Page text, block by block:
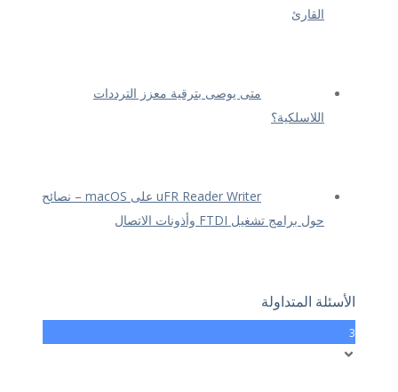
القارئ
متى يوصى بترقية معزز الترددات
اللاسلكية؟
uFR Reader Writer على macOS – نصائح
حول برامج تشغيل FTDI وأذونات الاتصال
الأسئلة المتداولة
3